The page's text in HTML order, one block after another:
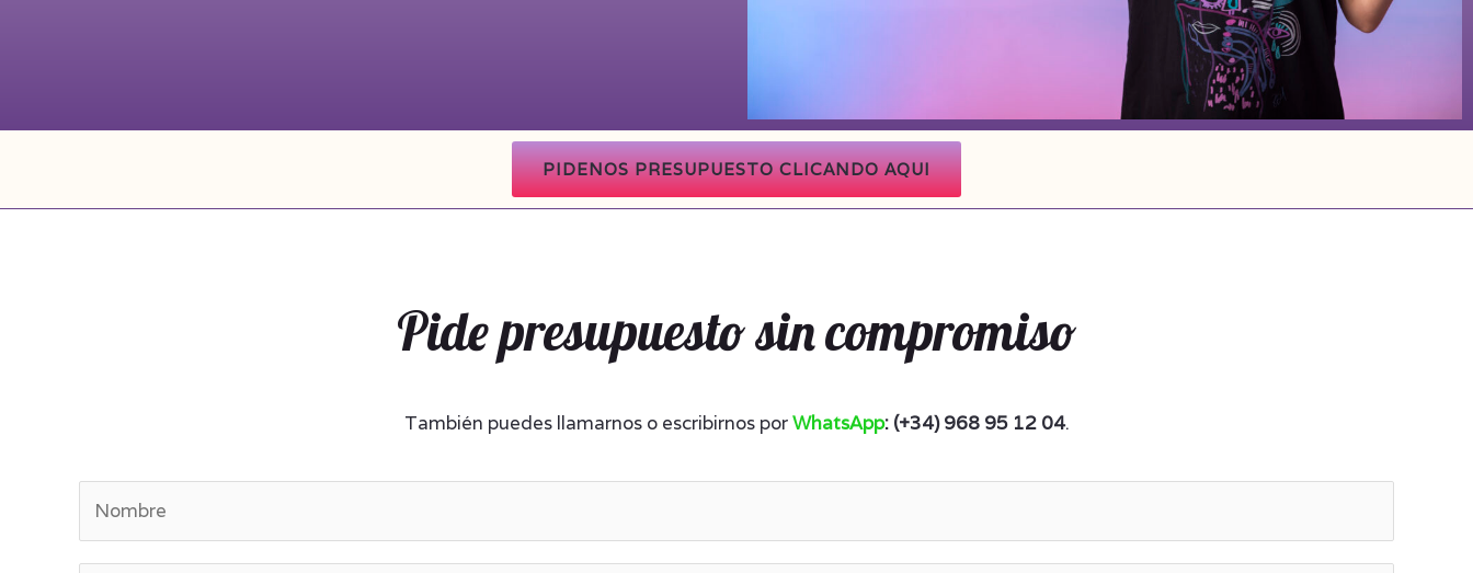
PIDENOS PRESUPUESTO CLICANDO AQUI
Pide presupuesto sin compromiso
También puedes llamarnos o escribirnos porWhatsApp: (+34) 968 95 12 04.